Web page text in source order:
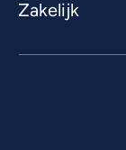
Zakelijk